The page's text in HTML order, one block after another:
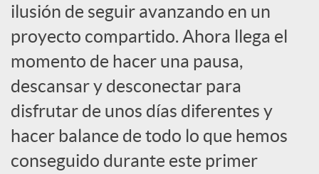
e
s
S
o
ilusión de seguir avanzando en un
proyecto compartido. Ahora llega el
momento de hacer una pausa,
descansar y desconectar para
disfrutar de unos días diferentes y
hacer balance de todo lo que hemos
conseguido durante este primer